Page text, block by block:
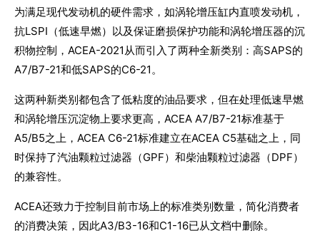
为满足现代发动机的硬件需求，如涡轮增压缸内直喷发动机，
抗LSPI（低速早燃）以及保证磨损保护功能和涡轮增压器的沉
积物控制，ACEA-2021从而引入了两种全新类别：高SAPS的
A7/B7-21和低SAPS的C6-21。
这两种新类别都包含了低粘度的油品要求，但在处理低速早燃
和涡轮增压沉淀物上要求更高，ACEA A7/B7-21标准基于
A5/B5之上，ACEA C6-21标准建立在ACEA C5基础之上，同
时保持了汽油颗粒过滤器（GPF）和柴油颗粒过滤器（DPF）
的兼容性。
ACEA还致力于控制目前市场上的标准类别数量，简化消费者
的消费决策，因此A3/B3-16和C1-16已从文档中删除。